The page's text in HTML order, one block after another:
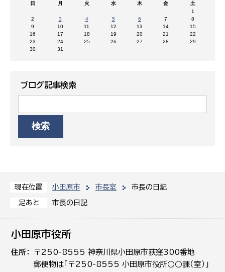
現在位置 小田原市 市長室 市長の日記
足あと 市長の日記
日 月 火 水 木 金
土
1
2
3 4 5 6 7
8
9
10 11 12 13 14
15
16
17 18 19 20 21
22
23
24 25 26 27 28
29
30
31
ブログ記事検索
小田原市役所
住所
〒250-8555 神奈川県小田原市荻窪300番地
郵便物は「〒250-8555 小田原市役所○○課（室）」